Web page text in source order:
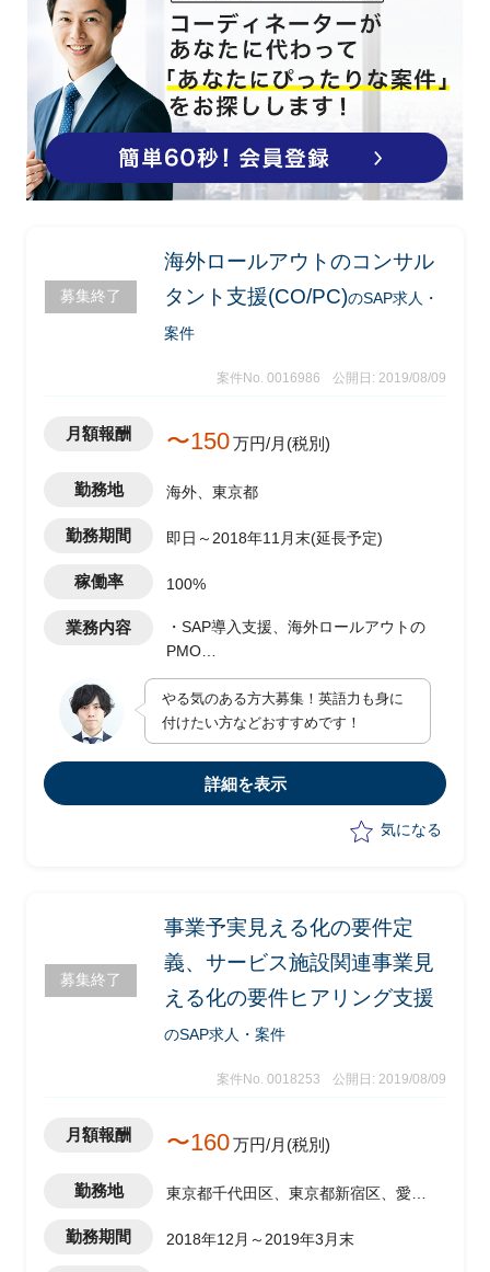
募集終了
海外ロールアウトのコンサル
タント支援(CO/PC)のSAP求人・
案件
案件No. 0016986 公開日: 2019/08/09
月額報酬 〜150万円/月(税別)
勤務地 海外、東京都
勤務期間 即日～2018年11月末(延長予定)
稼働率 100%
業務内容
・SAP導入支援、海外ロールアウトの
PMO
・ロールは、CO/PC担当
(他のモジュールでのニーズもあり)
やる気のある方大募集！英語力も身に
付けたい方などおすすめです！
詳細を表示
気になる
募集終了
事業予実見える化の要件定
義、サービス施設関連事業見
える化の要件ヒアリング支援
のSAP求人・案件
案件No. 0018253 公開日: 2019/08/09
月額報酬 〜160万円/月(税別)
勤務地
東京都千代田区、東京都新宿区、愛知
勤務期間 2018年12月～2019年3月末